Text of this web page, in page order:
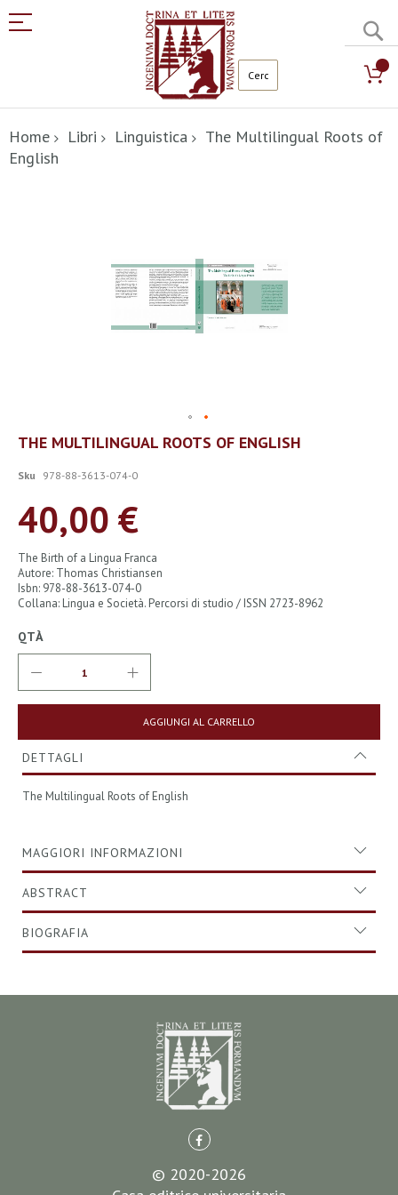
al
contenuto
Home Libri Linguistica
The Multilingual Roots of
English
Vai
all'inizio
galleria
immagini
THE MULTILINGUAL ROOTS OF ENGLISH
Sku 978-88-3613-074-0
40,00 €
The Birth of a Lingua Franca
Autore: Thomas Christiansen
Isbn: 978-88-3613-074-0
Collana: Lingua e Società. Percorsi di studio / ISSN 2723-8962
QTÀ
AGGIUNGI AL CARRELLO
DETTAGLI
The Multilingual Roots of English
MAGGIORI INFORMAZIONI
ABSTRACT
BIOGRAFIA
© 2020-2026